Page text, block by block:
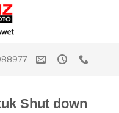
Shut down